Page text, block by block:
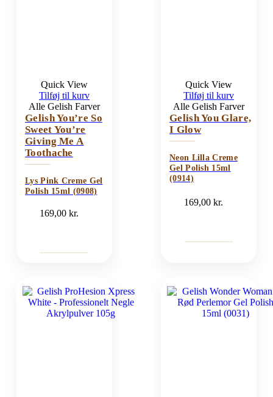
Quick View
Tilføj til kurv
Alle Gelish Farver
Gelish You’re So
Sweet You’re
Giving Me A
Toothache
Lys Pink Creme Gel
Polish 15ml (0908)
169,00kr.
Quick View
Tilføj til kurv
Alle Gelish Farver
Gelish You Glare,
I Glow
Neon Lilla Creme
Gel Polish 15ml
(0914)
169,00kr.